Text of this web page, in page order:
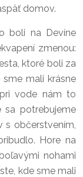
domov.
boli na Devíne
zmenou:
ktoré boli za
sme mali krásne
vode nám to
sa potrebujeme
s občerstvením,
Hore na
nohami
kde sme mali